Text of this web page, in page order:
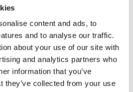
content and ads, to
and to analyse our traffic.
about your use of our site with
and analytics partners who
information that you’ve
they’ve collected from your use
aby uniknąć
efektywność pracy:
się, jak automatyzacja
może przyspieszyć
zadania księgowe,